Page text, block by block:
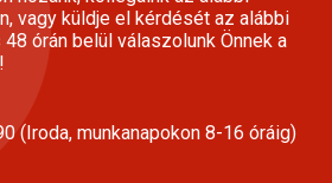
vagy küldje el kérdését az alábbi
órán belül válaszolunk Önnek a
(Iroda, munkanapokon 8-16 óráig)